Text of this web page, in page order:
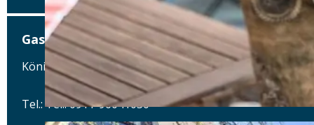
Gasthaus Pillhofer
Königstraße 78, 90402 Nürnberg
Tel.: Tel.: 0911-96041030